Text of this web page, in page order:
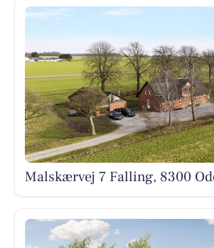
Malskærvej 7 Falling, 8300